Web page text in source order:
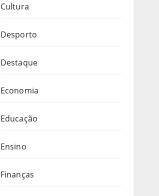
Cultura
Desporto
Destaque
Economia
Educação
Ensino
Finanças